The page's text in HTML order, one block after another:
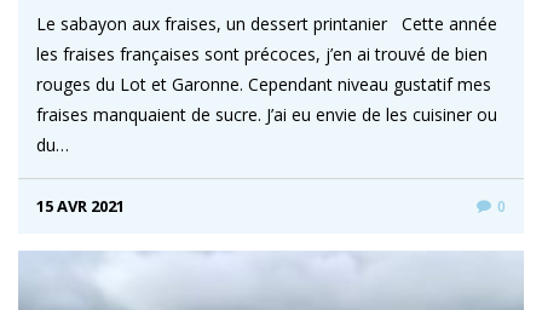
Le sabayon aux fraises, un dessert printanier Cette année
les fraises françaises sont précoces, j’en ai trouvé de bien
rouges du Lot et Garonne. Cependant niveau gustatif mes
fraises manquaient de sucre. J’ai eu envie de les cuisiner ou
du…
15 AVR 2021 0